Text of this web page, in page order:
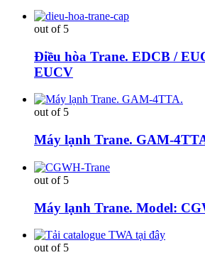
out of 5
Điều hòa Trane. EDCB /
EUCV
out of 5
Máy lạnh Trane. GAM-
out of 5
Máy lạnh Trane. Model:
out of 5